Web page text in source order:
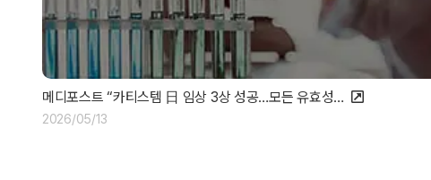
메디포스트 “카티스템 日 임상 3상 성공…모든 유효성…
2026/05/13